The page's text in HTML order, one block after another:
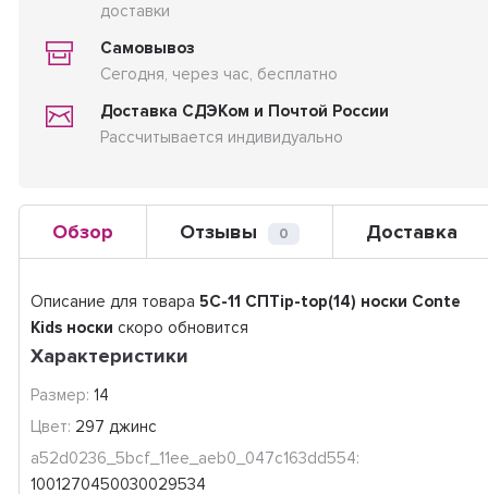
доставки
Самовывоз
Сегодня, через час, бесплатно
Доставка СДЭКом и Почтой России
Рассчитывается индивидуально
Обзор Отзывы 0 Доставка
Описание для товара 5C-11 СПTip-top(14) носки Conte
Kids носки скоро обновится
Характеристики
Размер: 14
Цвет: 297 джинс
a52d0236_5bcf_11ee_aeb0_047c163dd554:
1001270450030029534